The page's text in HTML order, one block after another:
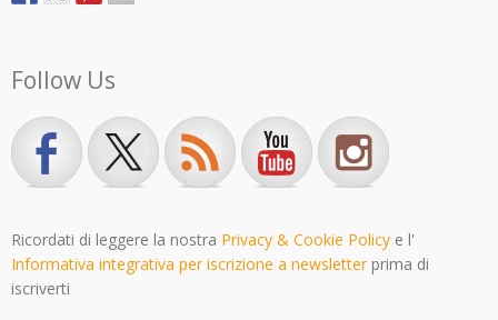
Follow Us
Ricordati di leggere la nostra Privacy & Cookie Policy e l'
Informativa integrativa per iscrizione a newsletterprima di
iscriverti